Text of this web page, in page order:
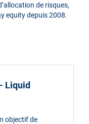
de risques,
equity depuis 2008.
Liquid
objectif de